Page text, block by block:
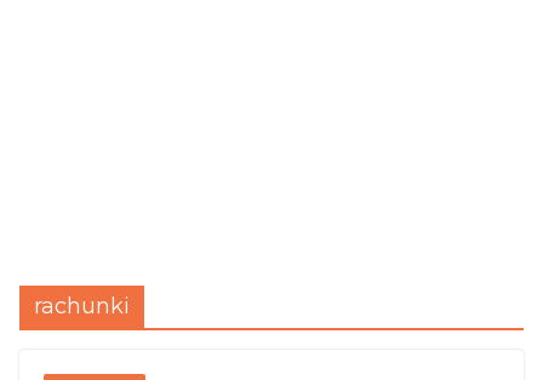
rachunki